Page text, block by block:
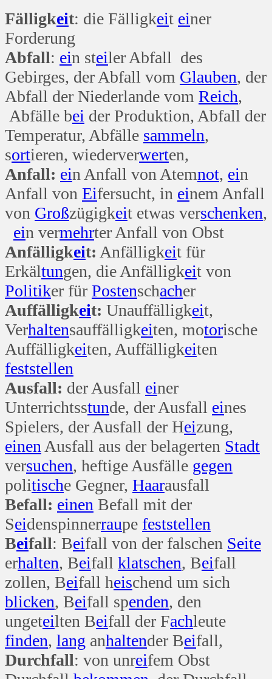
Fälligkeit: die Fälligkeit einer
Forderung
Abfall: ein steiler Abfall des
Gebirges, der Abfall vom Glauben, der
Abfall der Niederlande vom Reich,
Abfälle bei der Produktion, Abfall der
Temperatur, Abfälle sammeln,
sortieren, wiederverwerten,
Anfall: ein Anfall von Atemnot, ein
Anfall von Eifersucht, in einem Anfall
von Großzügigkeit etwas verschenken,
ein vermehrter Anfall von Obst
Anfälligkeit: Anfälligkeit für
Erkältungen, die Anfälligkeit von
Politiker für Postenschacher
Auffälligkeit: Unauffälligkeit,
Verhaltensauffälligkeiten, motorische
Auffälligkeiten, Auffälligkeiten
feststellen
Ausfall: der Ausfall einer
Unterrichtsstunde, der Ausfall eines
Spielers, der Ausfall der Heizung,
einen Ausfall aus der belagerten Stadt
versuchen, heftige Ausfälle gegen
politische Gegner, Haarausfall
Befall: einen Befall mit der
Seidenspinnerraupe feststellen
Beifall: Beifall von der falschen Seite
erhalten, Beifall klatschen, Beifall
zollen, Beifall heischend um sich
blicken, Beifall spenden, den
ungeteilten Beifall der Fachleute
finden, lang anhaltender Beifall,
Durchfall: von unreifem Obst